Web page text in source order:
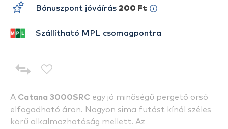
A Catana 3000SRC egy jó minőségű pergető orsó
elfogadható áron. Nagyon sima futást kínál széles
körű alkalmazhatóság mellett. Az
Bónuszpont jóváírás 200 Ft
Szállítható MPL csomagpontra